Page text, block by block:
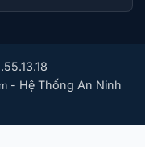
- Hệ Thống An Ninh